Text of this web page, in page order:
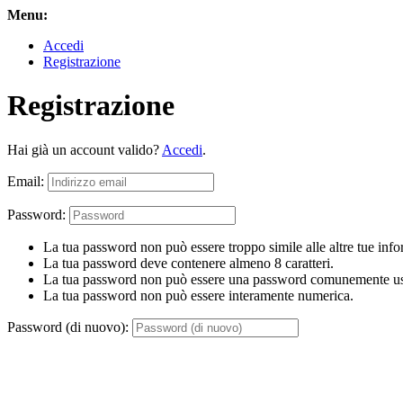
Menu:
Accedi
Registrazione
Registrazione
Hai già un account valido? Accedi.
Email:
Password:
La tua password non può essere troppo simile alle altre tue
La tua password deve contenere almeno 8 caratteri.
La tua password non può essere una password comunemente
La tua password non può essere interamente numerica.
Password (di nuovo):